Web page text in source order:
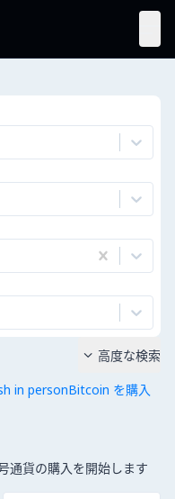
in personBitcoin を購入
 高度な検索
通貨の購入を開始します